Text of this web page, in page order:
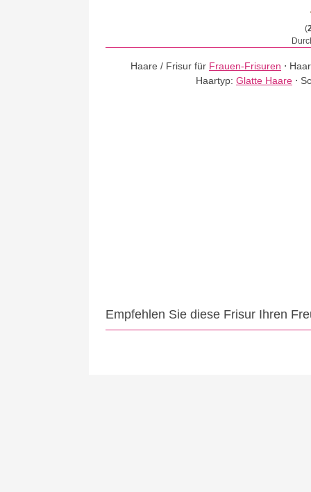
(
Haare / Frisur für Frauen-Frisuren ⋅
Haartyp:Glatte Haare ⋅
Empfehlen Sie diese Frisur Ihren